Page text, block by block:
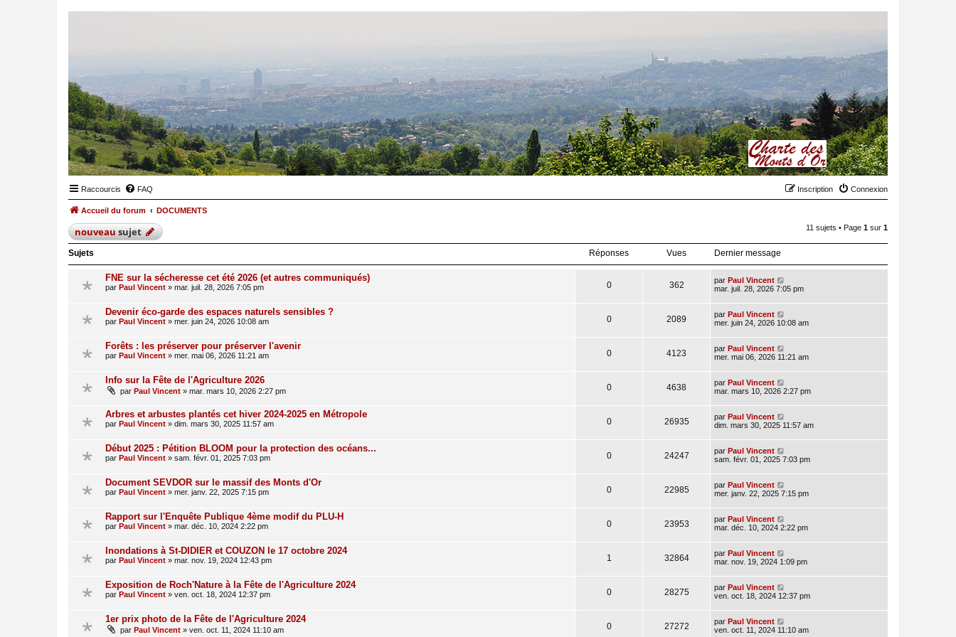
Raccourcis FAQ Connexion
Inscription
Accueil du forum DOCUMENTS
nouveausujet 11 sujets • Page 1 sur 1
Sujets Réponses Vues Dernier message
FNE sur la sécheresse cet été 2026 (et autres communiqués)
par Paul Vincent » mar. juil. 28, 2026 7:05 pm 0 362 par Paul Vincent
mar. juil. 28, 2026 7:05 pm
Devenir éco-garde des espaces naturels sensibles ?
par Paul Vincent » mer. juin 24, 2026 10:08 am 0 2089 par Paul Vincent
mer. juin 24, 2026 10:08 am
Forêts : les préserver pour préserver l'avenir
par Paul Vincent » mer. mai 06, 2026 11:21 am 0 4123 par Paul Vincent
mer. mai 06, 2026 11:21 am
Info sur la Fête de l'Agriculture 2026
par Paul Vincent » mar. mars 10, 2026 2:27 pm 0 4638 par Paul Vincent
mar. mars 10, 2026 2:27 pm
Arbres et arbustes plantés cet hiver 2024-2025 en Métropole
par Paul Vincent » dim. mars 30, 2025 11:57 am 0 26935 par Paul Vincent
dim. mars 30, 2025 11:57 am
Début 2025 : Pétition BLOOM pour la protection des océans...
par Paul Vincent » sam. févr. 01, 2025 7:03 pm 0 24247 par Paul Vincent
sam. févr. 01, 2025 7:03 pm
Document SEVDOR sur le massif des Monts d'Or
par Paul Vincent » mer. janv. 22, 2025 7:15 pm 0 22985 par Paul Vincent
mer. janv. 22, 2025 7:15 pm
Rapport sur l'Enquête Publique 4ème modif du PLU-H
par Paul Vincent » mar. déc. 10, 2024 2:22 pm 0 23953 par Paul Vincent
mar. déc. 10, 2024 2:22 pm
Inondations à St-DIDIER et COUZON le 17 octobre 2024
par Paul Vincent » mar. nov. 19, 2024 12:43 pm 1 32864 par Paul Vincent
mar. nov. 19, 2024 1:09 pm
Exposition de Roch'Nature à la Fête de l'Agriculture 2024
par Paul Vincent » ven. oct. 18, 2024 12:37 pm 0 28275 par Paul Vincent
ven. oct. 18, 2024 12:37 pm
1er prix photo de la Fête de l'Agriculture 2024
par Paul Vincent » ven. oct. 11, 2024 11:10 am 0 27272 par Paul Vincent
ven. oct. 11, 2024 11:10 am